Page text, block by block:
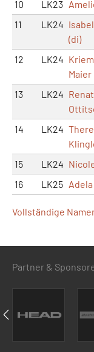
10 LK23
11
LK24
(di)
12 LK24
Maier
13 LK24
14 LK24
15 LK24
16
LK25
Vollständige
Partner &